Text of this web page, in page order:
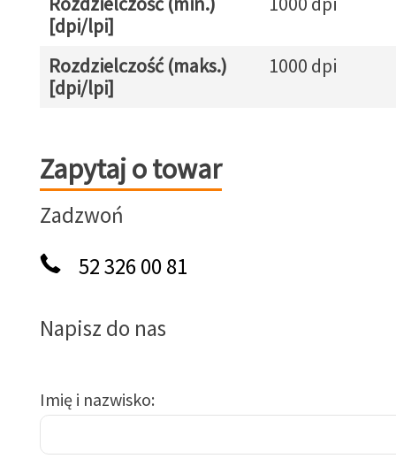
[dpi/lpi]
Rozdzielczość (maks.)
[dpi/lpi]
1000 dpi
Zapytaj o towar
Zapytaj o towar
Zadzwoń
52 326 00 81
Napisz do nas
Imię i nazwisko